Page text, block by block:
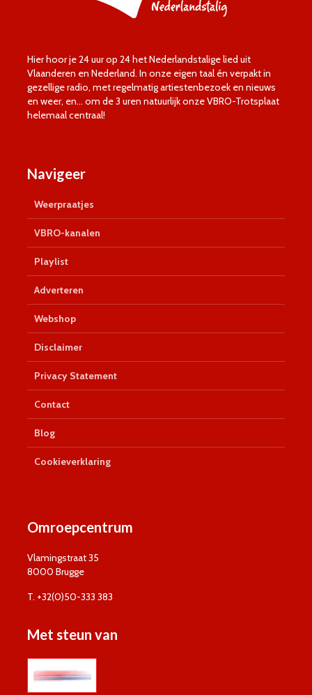
Hier hoor je 24 uur op 24 het Nederlandstalige lied uit
Vlaanderen en Nederland. In onze eigen taal én verpakt in
gezellige radio, met regelmatig artiestenbezoek en nieuws
en weer, en… om de 3 uren natuurlijk onze VBRO-Trotsplaat
helemaal centraal!
Navigeer
Weerpraatjes
VBRO-kanalen
Playlist
Adverteren
Webshop
Disclaimer
Privacy Statement
Contact
Blog
Cookieverklaring
Omroepcentrum
Vlamingstraat 35
8000 Brugge
T. +32(0)50-333 383
Met steun van